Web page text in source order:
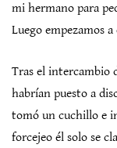
mi hermano para
Luego empezamos
Tras el intercambio
habrían puesto a
tomó un cuchillo e
forcejeo él solo se